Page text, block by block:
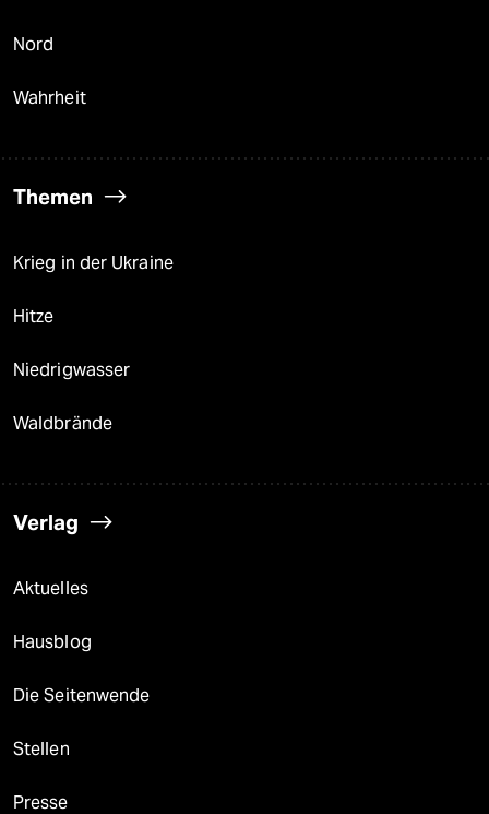
Nord
Wahrheit
Themen
Krieg in der Ukraine
Hitze
Niedrigwasser
Waldbrände
Verlag
Aktuelles
Hausblog
Die Seitenwende
Stellen
Presse